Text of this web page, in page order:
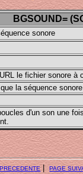
BGSOUND=
sonore
le fichier sonore à
la séquence
d'un son une
|PAGE